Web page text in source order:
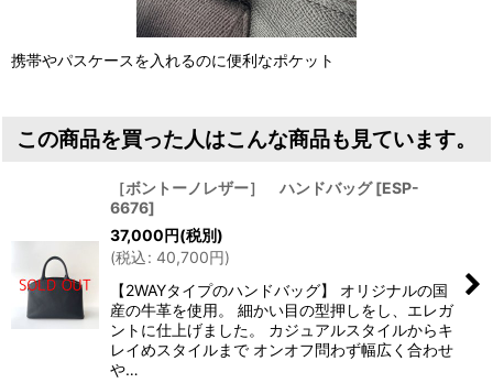
携帯やパスケースを入れるのに便利なポケット
この商品を買った人はこんな商品も見ています。
［ボントーノレザー］ ハンドバッグ [ESP-
6676]
37,000円(税別)
(税込: 40,700円)
【2WAYタイプのハンドバッグ】 オリジナルの国
産の牛革を使用。 細かい目の型押しをし、エレガ
ントに仕上げました。 カジュアルスタイルからキ
レイめスタイルまで オンオフ問わず幅広く合わせ
や…